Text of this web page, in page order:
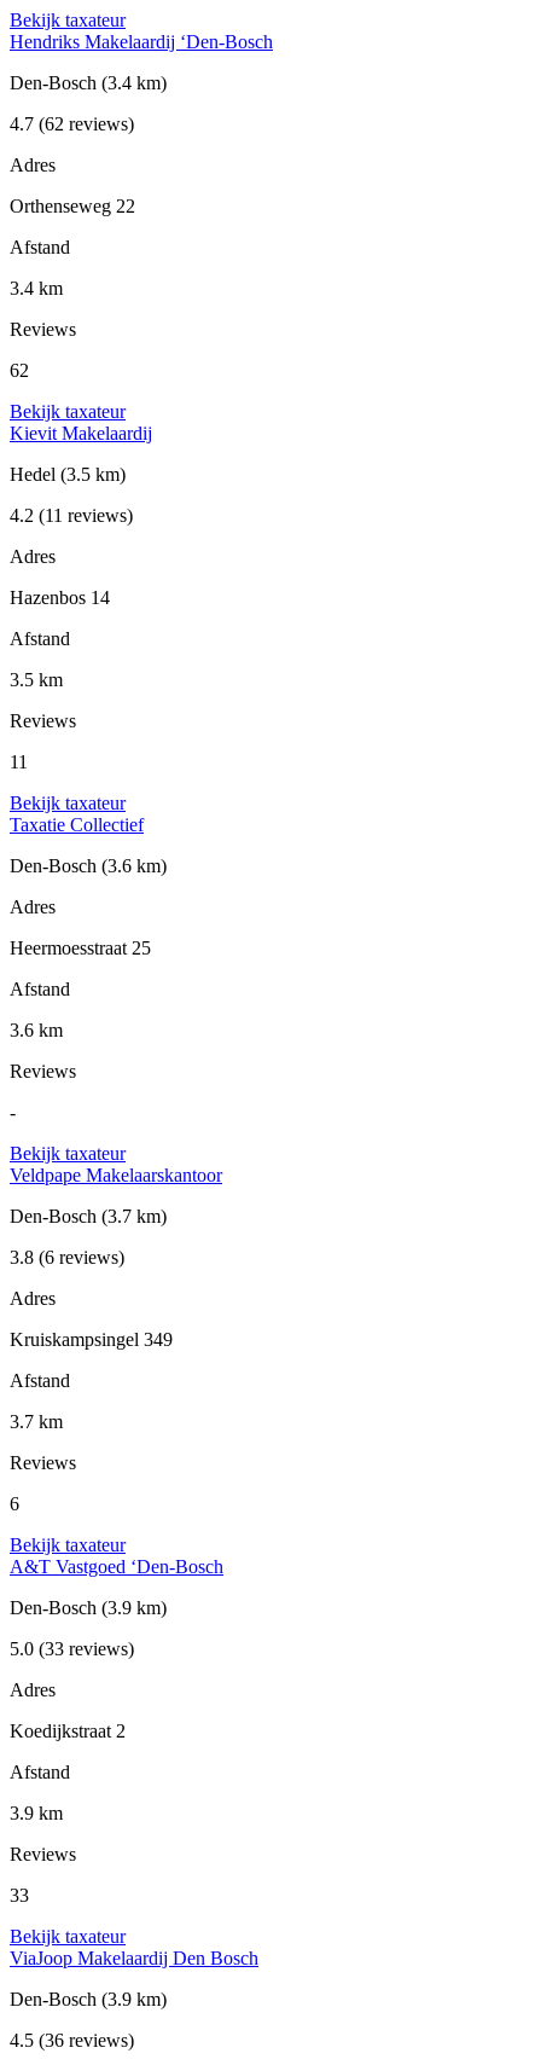
Bekijk taxateur
Hendriks Makelaardij ‘Den-Bosch
Den-Bosch (3.4 km)
4.7 (62 reviews)
Adres
Orthenseweg 22
Afstand
3.4 km
Reviews
62
Bekijk taxateur
Kievit Makelaardij
Hedel (3.5 km)
4.2 (11 reviews)
Adres
Hazenbos 14
Afstand
3.5 km
Reviews
11
Bekijk taxateur
Taxatie Collectief
Den-Bosch (3.6 km)
Adres
Heermoesstraat 25
Afstand
3.6 km
Reviews
-
Bekijk taxateur
Veldpape Makelaarskantoor
Den-Bosch (3.7 km)
3.8 (6 reviews)
Adres
Kruiskampsingel 349
Afstand
3.7 km
Reviews
6
Bekijk taxateur
A&T Vastgoed ‘Den-Bosch
Den-Bosch (3.9 km)
5.0 (33 reviews)
Adres
Koedijkstraat 2
Afstand
3.9 km
Reviews
33
Bekijk taxateur
ViaJoop Makelaardij Den Bosch
Den-Bosch (3.9 km)
4.5 (36 reviews)